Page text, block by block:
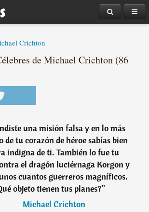
Crichton
de Michael Crichton (86
una misión falsa y en lo más
de tu corazón de héroe sabías bien
indigna de ti. También lo fue tu
el dragón luciérnaga Korgon y
cuantos guerreros magníficos.
objeto tienen tus planes?”
―Michael Crichton